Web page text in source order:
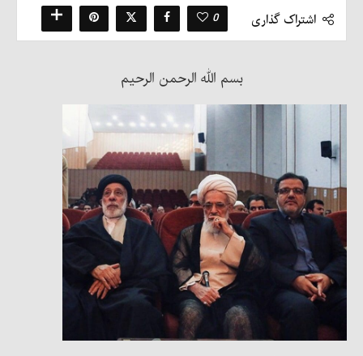
اشتراک گذاری 0
بسم الله الرحمن الرحیم